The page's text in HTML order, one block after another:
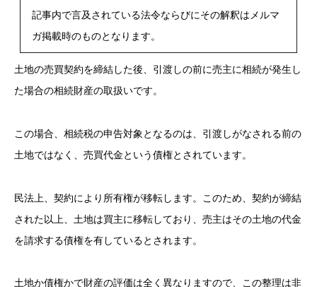
記事内で言及されている法令ならびにその解釈はメルマ
ガ掲載時のものとなります。
土地の売買契約を締結した後、引渡しの前に売主に相続が発生し
た場合の相続財産の取扱いです。
この場合、相続税の申告対象となるのは、引渡しがなされる前の
土地ではなく、売買代金という債権とされています。
民法上、契約により所有権が移転します。このため、契約が締結
された以上、土地は買主に移転しており、売主はその土地の代金
を請求する債権を有しているとされます。
土地か債権かで財産の評価は全く異なりますので、この整理は非